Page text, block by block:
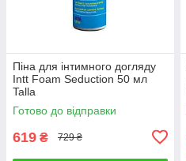
Піна для інтимного догляду
Intt Foam Seduction 50 мл
Talla
Готово до відправки
619 ₴ 729 ₴